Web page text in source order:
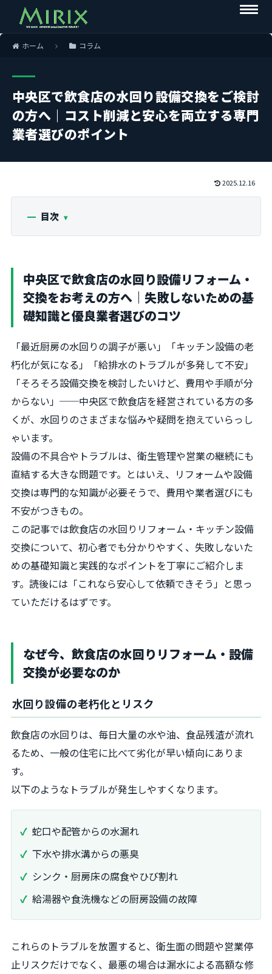
ホーム コラム
中央区で飲食店の水回り設備交換をご検討
の方へ｜コスト削減と安心を両立する専門
業者選びのポイント
2025.12.16
目次
中央区で飲食店の水回り設備リフォーム・
交換をお考えの方へ｜失敗しないための基
礎知識と優良業者選びのコツ
「最近厨房の水回りの調子が悪い」「キッチン設備の老
朽化が気になる」「給排水のトラブルが多発して不安」
「そろそろ設備交換を検討したいけど、費用や手順が分
からない」──中央区で飲食店を経営されている方の多
くが、水回りのさまざまな悩みや疑問を抱えていらっし
ゃいます。
設備の不具合やトラブルは、衛生管理や営業の継続にも
直結する大きな問題です。とはいえ、リフォームや設備
交換は専門的な知識が必要そうで、費用や業者選びにも
不安がつきもの。
この記事では飲食店の水回りリフォーム・キッチン設備
交換について、初心者でも分かりやすく、失敗しないた
めの基礎知識と実践的なポイントを丁寧にご紹介しま
す。読後には「これなら安心して依頼できそう」と思っ
ていただけるはずです。
なぜ今、飲食店の水回りリフォーム・設備
交換が必要なのか
水回り設備の老朽化とリスク
飲食店の水回りは、毎日大量の水や油、食品残渣が流れ
るため、一般の住宅に比べて劣化が早い傾向にありま
す。
以下のようなトラブルが発生しやすくなります。
蛇口や配管からの水漏れ
下水や排水溝からの悪臭
シンク・厨房床の腐食やひび割れ
給湯器や食洗機などの厨房設備の故障
これらのトラブルを放置すると、衛生面の問題や営業停
止リスクだけでなく、最悪の場合は漏水による高額な修